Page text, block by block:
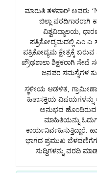
ಮಾರುತಿ ತಳವಾರ್ ಅವರು
ಜಿಲ್ಲಾ ವರದಿಗಾರರಾಗಿ
ವಿಶ್ವವಿದ್ಯಾಲಯ,
ಪತ್ರಿಕೋದ್ಯಮದಲ್ಲಿ ಎಂ.ಎ
ಪತ್ರಿಕೋದ್ಯಮ ಕ್ಷೇತ್ರಕ್ಕೆ
ಪ್ರೌಢಶಾಲಾ ಶಿಕ್ಷಕರಾಗಿ ಸೇವೆ
ಜನಪರ ಸಮಸ್ಯೆಗಳ
ಸ್ಥಳೀಯ ಆಡಳಿತ,
ಹಿತಾಸಕ್ತಿಯ ವಿಷಯಗಳನ್ನು
ಅನುಭವ ಹೊಂದಿರುವ
ಮಾಹಿತಿಯನ್ನು
ಕಾರ್ಯನಿರ್ವಹಿಸುತ್ತಿದ್ದಾರೆ.
ಭಾಗದ ಪ್ರಮುಖ
ಸುದ್ದಿಗಳನ್ನು ವರದಿ